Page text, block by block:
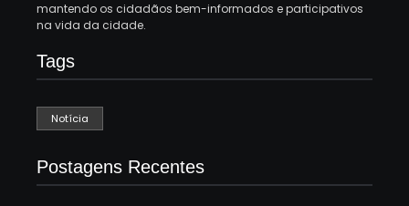
mantendo os cidadãos bem-informados e participativos
na vida da cidade.
Tags
Notícia
Postagens Recentes